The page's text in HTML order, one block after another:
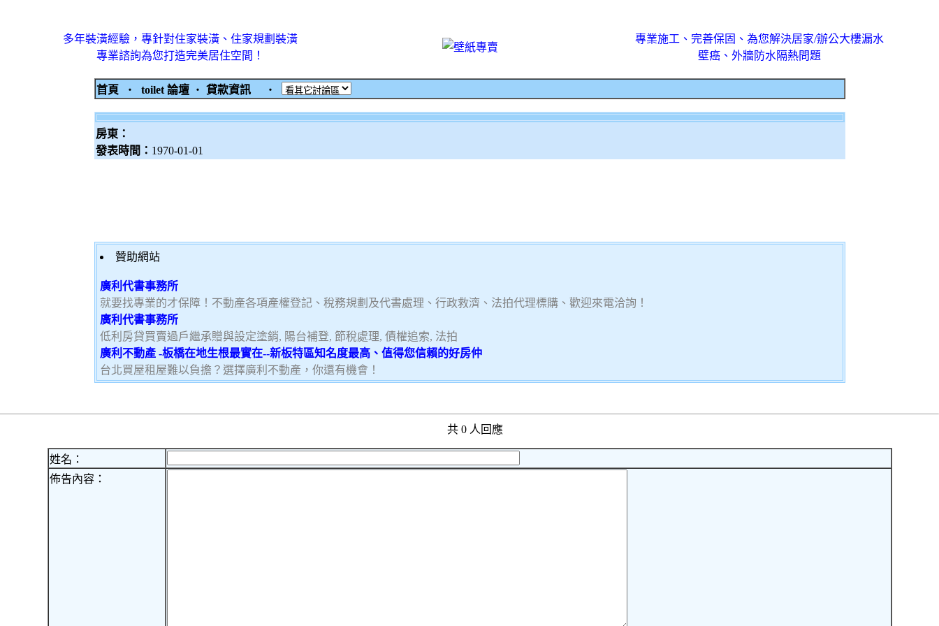
多年裝潢經驗，專針對住家裝潢、住家規劃裝潢
專業諮詢為您打造完美居住空間！
專業施工、完善保固、為您解決居家/辦公大樓漏水
壁癌、外牆防水隔熱問題
首頁 ‧ toilet 論壇 ‧ 貸款資訊 ‧
房東：
發表時間： 1970-01-01
贊助網站
廣利代書事務所
就要找專業的才保障！不動產各項產權登記、稅務規劃及代書處理、行政救濟、法拍代理標購、歡迎來電洽詢！
廣利代書事務所
低利房貸買賣過戶繼承贈與設定塗銷, 陽台補登, 節稅處理, 債權追索, 法拍
廣利不動產 -板橋在地生根最實在--新板特區知名度最高、值得您信賴的好房仲
台北買屋租屋難以負擔？選擇廣利不動產，你還有機會！
共 0 人回應
姓名：
佈告內容：